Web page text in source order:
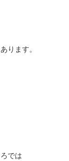
ります。
では